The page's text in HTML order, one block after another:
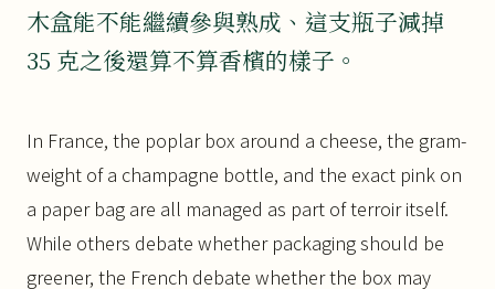
木盒能不能繼續參與熟成、這支瓶子減掉
35 克之後還算不算香檳的樣子。
In France, the poplar box around a cheese, the gram-
weight of a champagne bottle, and the exact pink on
a paper bag are all managed as part of terroir itself.
While others debate whether packaging should be
greener, the French debate whether the box may